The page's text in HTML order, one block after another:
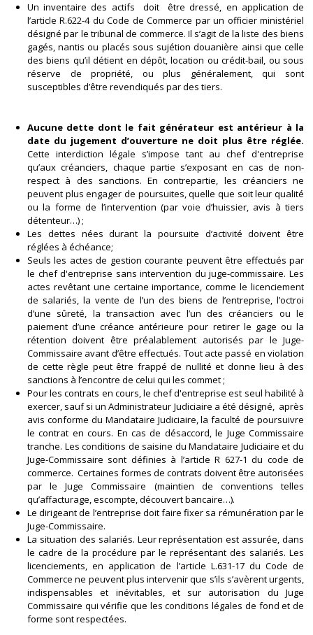
Un inventaire des actifs doit être dressé, en application de
l’article R.622-4 du Code de Commerce par un officier ministériel
désigné par le tribunal de commerce. Il s’agit de la liste des biens
gagés, nantis ou placés sous sujétion douanière ainsi que celle
des biens qu’il détient en dépôt, location ou crédit-bail, ou sous
réserve de propriété, ou plus généralement, qui sont
susceptibles d’être revendiqués par des tiers.
Aucune dette dont le fait générateur est antérieur à la
date du jugement d’ouverture ne doit plus être réglée.
Cette interdiction légale s’impose tant au chef d'entreprise
qu’aux créanciers, chaque partie s’exposant en cas de non-
respect à des sanctions. En contrepartie, les créanciers ne
peuvent plus engager de poursuites, quelle que soit leur qualité
ou la forme de l’intervention (par voie d’huissier, avis à tiers
détenteur…) ;
Les dettes nées durant la poursuite d’activité doivent être
réglées à échéance;
Seuls les actes de gestion courante peuvent être effectués par
le chef d'entreprise sans intervention du juge-commissaire. Les
actes revêtant une certaine importance, comme le licenciement
de salariés, la vente de l’un des biens de l’entreprise, l’octroi
d’une sûreté, la transaction avec l’un des créanciers ou le
paiement d’une créance antérieure pour retirer le gage ou la
rétention doivent être préalablement autorisés par le Juge-
Commissaire avant d’être effectués. Tout acte passé en violation
de cette règle peut être frappé de nullité et donne lieu à des
sanctions à l’encontre de celui qui les commet ;
Pour les contrats en cours, le chef d'entreprise est seul habilité à
exercer, sauf si un Administrateur Judiciaire a été désigné, après
avis conforme du Mandataire Judiciaire, la faculté de poursuivre
le contrat en cours. En cas de désaccord, le Juge Commissaire
tranche. Les conditions de saisine du Mandataire Judiciaire et du
Juge-Commissaire sont définies à l’article R 627-1 du code de
commerce. Certaines formes de contrats doivent être autorisées
par le Juge Commissaire (maintien de conventions telles
qu’affacturage, escompte, découvert bancaire…).
Le dirigeant de l’entreprise doit faire fixer sa rémunération par le
Juge-Commissaire.
La situation des salariés. Leur représentation est assurée, dans
le cadre de la procédure par le représentant des salariés. Les
licenciements, en application de l’article L.631-17 du Code de
Commerce ne peuvent plus intervenir que s’ils s’avèrent urgents,
indispensables et inévitables, et sur autorisation du Juge
Commissaire qui vérifie que les conditions légales de fond et de
forme sont respectées.